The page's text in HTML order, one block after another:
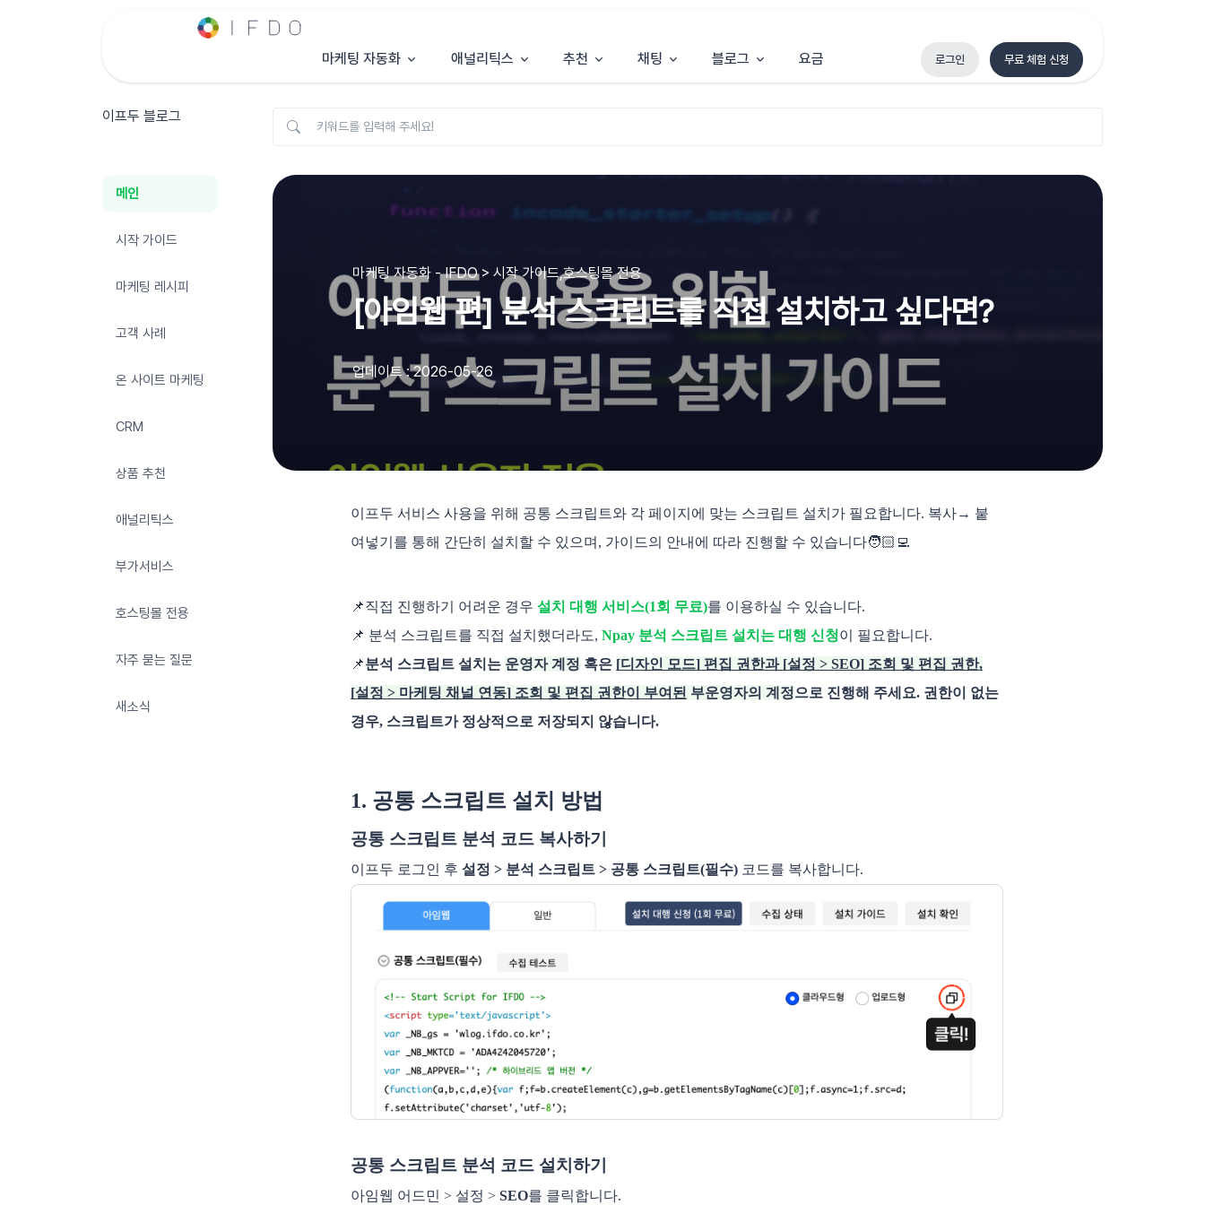
마케팅 자동화 애널리틱스 추천 채팅 블로그 요금 로그인 무료 체험 신청
이프두 블로그
마케팅 자동화 - IFDO > 시작 가이드,호스팅몰 전용
[아임웹 편] 분석 스크립트를 직접 설치하고 싶다면?
업데이트 : 2026-05-26
이프두 서비스 사용을 위해 공통 스크립트와 각 페이지에 맞는 스크립트 설치가 필요합니다. 복사→ 붙
여넣기를 통해 간단히 설치할 수 있으며, 가이드의 안내에 따라 진행할 수 있습니다🧑🏻‍💻
📌직접 진행하기 어려운 경우설치 대행 서비스(1회 무료)를 이용하실 수 있습니다.
📌 분석 스크립트를 직접 설치했더라도,Npay 분석 스크립트 설치는 대행 신청이 필요합니다.
📌분석 스크립트 설치는 운영자 계정 혹은 [디자인 모드] 편집 권한과 [설정 > SEO] 조회 및 편집 권한,
[설정 > 마케팅 채널 연동] 조회 및 편집 권한이 부여된 부운영자의 계정으로 진행해 주세요. 권한이 없는
경우, 스크립트가 정상적으로 저장되지 않습니다.
1. 공통 스크립트 설치 방법
공통 스크립트 분석 코드 복사하기
이프두 로그인 후설정 > 분석 스크립트 > 공통 스크립트(필수) 코드를 복사합니다.
공통 스크립트 분석 코드 설치하기
아임웹 어드민 > 설정 >SEO를 클릭합니다.
메인
시작 가이드
마케팅 레시피
고객 사례
온 사이트 마케팅
CRM
상품 추천
애널리틱스
부가서비스
호스팅몰 전용
자주 묻는 질문
새소식